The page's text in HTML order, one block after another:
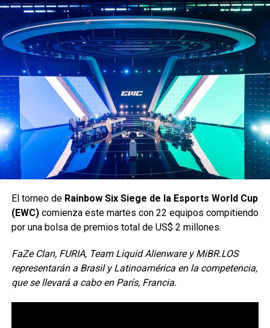
Esperemos queLa Mole libere un nuevo horario, aunque
no se ustedes, pero la foto con nuestros crush Erica y
Michael, es motivo suficiente para ir a esta edición de
Mole, así que no duden en adquirir sus boletosaquí.
El torneo de Rainbow Six Siege de la Esports World Cup
(EWC)comienza este martes con 22 equipos compitiendo
por una bolsa de premios total de US$ 2 millones.
FaZe Clan, FURIA, Team Liquid Alienware y MiBR.LOS
representarán a Brasil y Latinoamérica en la competencia,
que se llevará a cabo en París, Francia.